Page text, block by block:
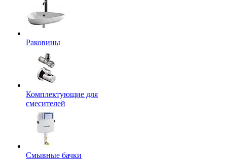
Раковины
Комплектующие для
смесителей
Смывные бачки